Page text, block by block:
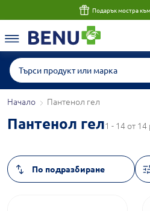
Подарък мостра
Начало Пантенол гел
Пантенол гел1 - 14 от 14